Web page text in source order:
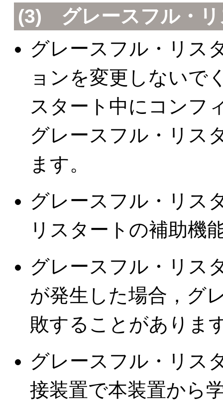
(3) グレースフル・リ
グレースフル・リス
ョンを変更しないで
スタート中にコンフ
グレースフル・リス
ます。
グレースフル・リス
リスタートの補助機
グレースフル・リス
が発生した場合，グ
敗することがありま
グレースフル・リス
接装置で本装置から